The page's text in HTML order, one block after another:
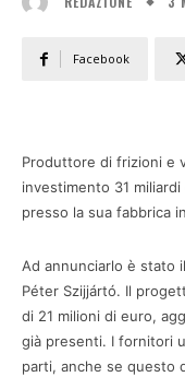
Facebook
Produttore di frizioni e
investimento 31
presso la sua fabbrica
Ad annunciarlo è stato
Péter Szijjártó. Il
di 21 milioni di euro,
già presenti. I fornitori
parti, anche se questo